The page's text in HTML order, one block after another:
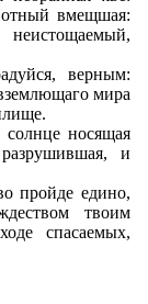
вмещшая:
верным:
мира
солнце носящая
и
пройде едино,
твоим
спасаемых,